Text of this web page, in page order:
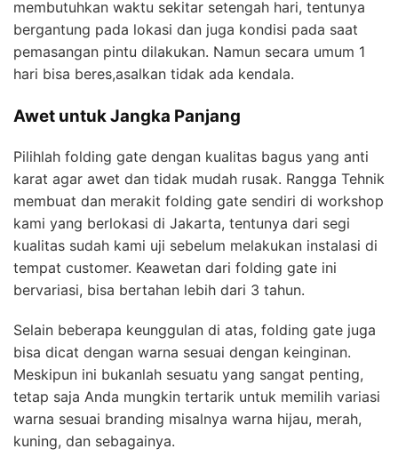
membutuhkan waktu sekitar setengah hari, tentunya
bergantung pada lokasi dan juga kondisi pada saat
pemasangan pintu dilakukan. Namun secara umum 1
hari bisa beres,asalkan tidak ada kendala.
Awet untuk Jangka Panjang
Pilihlah folding gate dengan kualitas bagus yang anti
karat agar awet dan tidak mudah rusak. Rangga Tehnik
membuat dan merakit folding gate sendiri di workshop
kami yang berlokasi di Jakarta, tentunya dari segi
kualitas sudah kami uji sebelum melakukan instalasi di
tempat customer. Keawetan dari folding gate ini
bervariasi, bisa bertahan lebih dari 3 tahun.
Selain beberapa keunggulan di atas, folding gate juga
bisa dicat dengan warna sesuai dengan keinginan.
Meskipun ini bukanlah sesuatu yang sangat penting,
tetap saja Anda mungkin tertarik untuk memilih variasi
warna sesuai branding misalnya warna hijau, merah,
kuning, dan sebagainya.